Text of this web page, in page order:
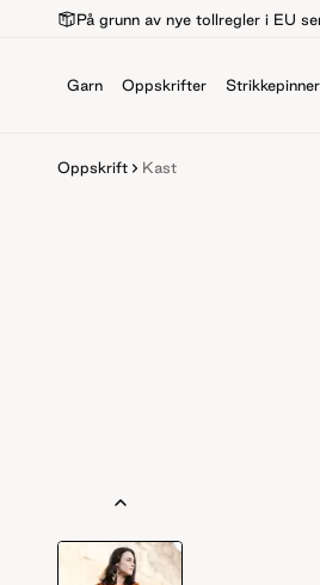
På grunn av nye tollregler i EU
Garn Oppskrifter Strikkepinner
Oppskrift Kast